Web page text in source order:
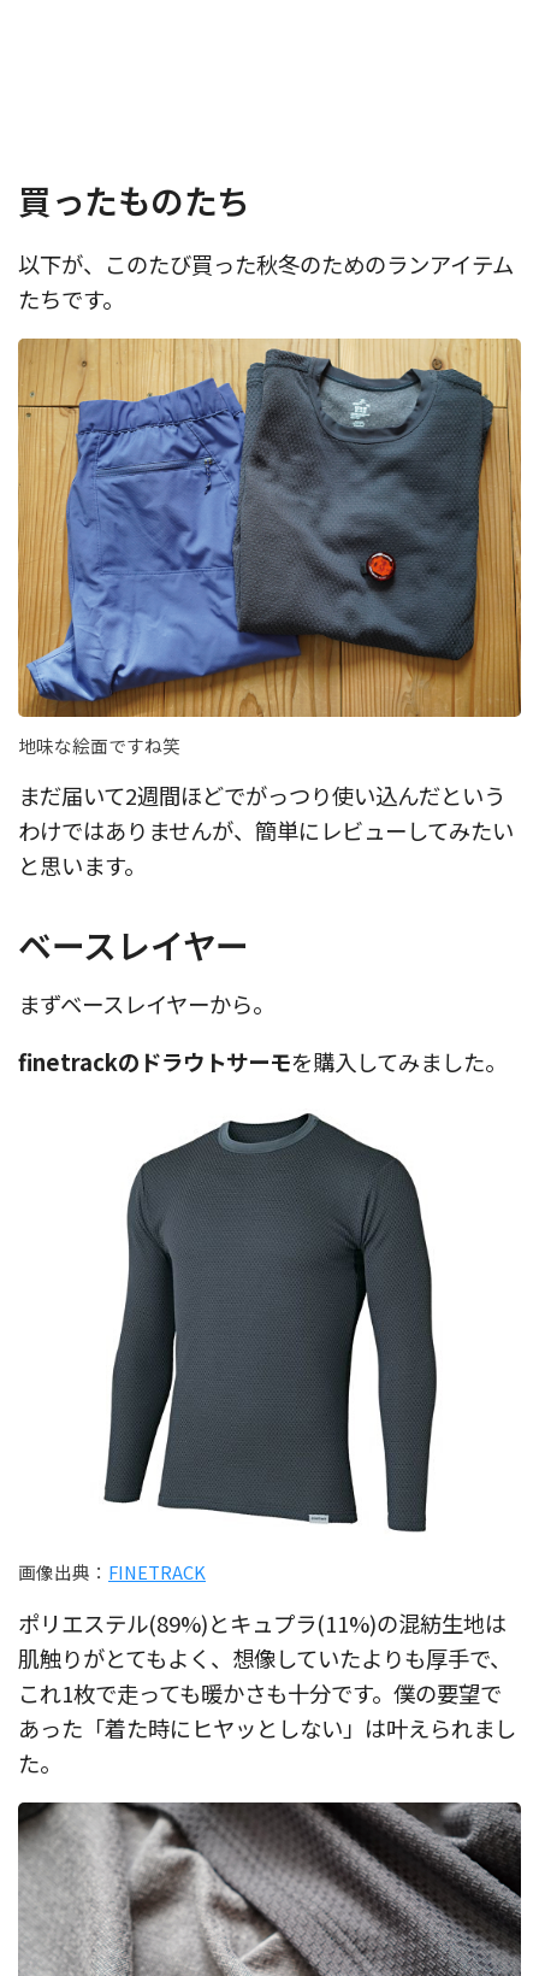
買ったものたち
以下が、このたび買った秋冬のためのランアイテム
たちです。
地味な絵面ですね笑
まだ届いて2週間ほどでがっつり使い込んだという
わけではありませんが、簡単にレビューしてみたい
と思います。
ベースレイヤー
まずベースレイヤーから。
finetrackのドラウトサーモを購入してみました。
画像出典： FINETRACK
ポリエステル(89%)とキュプラ(11%)の混紡生地は
肌触りがとてもよく、想像していたよりも厚手で、
これ1枚で走っても暖かさも十分です。僕の要望で
あった「着た時にヒヤッとしない」は叶えられまし
た。